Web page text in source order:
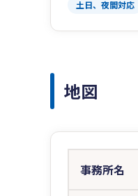
土日、夜間対応
地図
事務所名